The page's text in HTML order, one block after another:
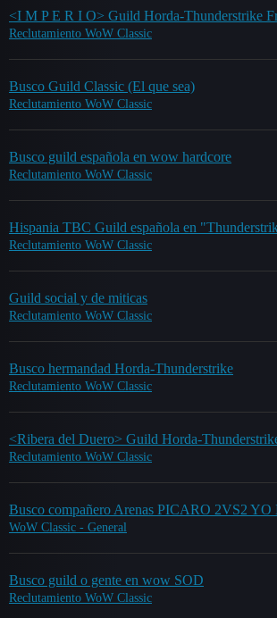
<I M P E R I O> Guild Horda-Thunderstrike
Reclutamiento WoW Classic
Busco Guild Classic (El que sea)
Reclutamiento WoW Classic
Busco guild española en wow hardcore
Reclutamiento WoW Classic
Hispania TBC Guild española en
Reclutamiento WoW Classic
Guild social y de miticas
Reclutamiento WoW Classic
Busco hermandad Horda-Thunderstrike
Reclutamiento WoW Classic
<Ribera del Duero> Guild Horda-
Reclutamiento WoW Classic
Busco compañero Arenas PICARO 2VS2
WoW Classic - General
Busco guild o gente en wow SOD
Reclutamiento WoW Classic